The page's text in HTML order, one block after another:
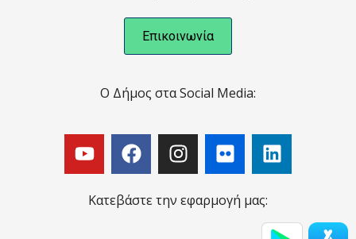
Επικοινωνία
Ο Δήμος στα Social Media:
Κατεβάστε την εφαρμογή μας: